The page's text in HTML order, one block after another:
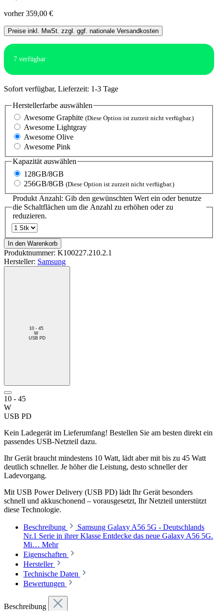
vorher 359,00 €
Preise inkl. MwSt. zzgl. ggf. nationale Versandkosten
7 verfügbar
Sofort verfügbar, Lieferzeit: 1-3 Tage
Herstellerfarbe auswählen
Awesome Graphite (Diese Option ist zurzeit nicht verfügbar.)
Awesome Lightgray
Awesome Olive
Awesome Pink
Kapazitätauswählen
128GB/8GB
256GB/8GB (Diese Option ist zurzeit nicht verfügbar.)
Produkt Anzahl: Gib den gewünschten Wert ein oder benutze
die Schaltflächen um die Anzahl zu erhöhen oder zu
reduzieren.
In den Warenkorb
Produktnummer: K100227.210.2.1
Hersteller: Samsung
10 - 45
W
USB PD
10 - 45
W
USB PD
Kein Ladegerät im Lieferumfang! Bestellen Sie am besten direkt ein
passendes USB-Netzteil dazu.
Ihr Gerät braucht mindestens 10 Watt, lädt aber mit bis zu 45 Watt
deutlich schneller. Je höher die Leistung, desto schneller der
Ladevorgang.
Mit USB Power Delivery (USB PD) lädt Ihr Gerät besonders
schnell und akkuschonend – vorausgesetzt, Ihr Netzteil unterstützt
diese Technologie.
Beschreibung
Samsung Galaxy A56 5G - Deutschlands
Nr.1 Serie in ihrer Klasse Entdecke das neue Galaxy A56 5G.
Mi… Mehr
Eigenschaften
Hersteller
Technische Daten
Bewertungen
Beschreibung